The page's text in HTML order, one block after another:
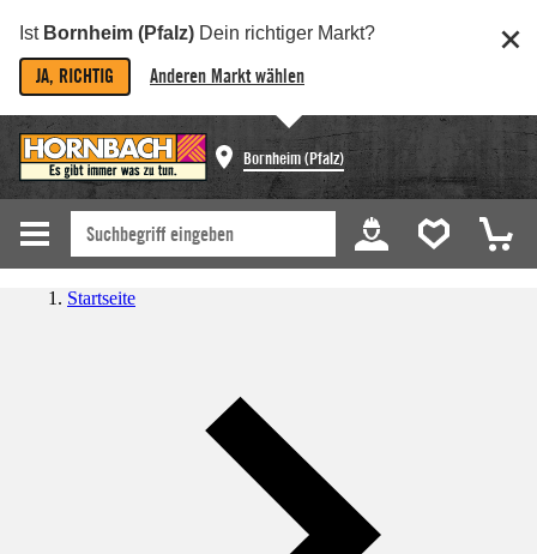
Ist Bornheim (Pfalz) Dein richtiger Markt?
JA, RICHTIG Anderen Markt wählen
Bornheim (Pfalz)
Startseite